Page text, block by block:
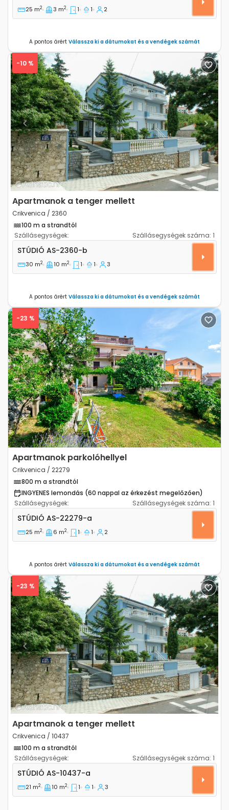
25 m2 3 m2 1 1 2
A pontos árért Válassza ki a dátumokat és a vendégek számát
Previous Next
-10 %
Apartmanok a tenger mellett
Crikvenica / 2360
100 m a strandtól
Szállásegységek:
Szállásegységek száma: 1
Stúdió apartman Crikvenica AS-2360-b
STÚDIÓ AS-2360-b
30 m2 10 m2 1 1 3
A pontos árért Válassza ki a dátumokat és a vendégek számát
Previous Next
-23 %
Apartmanok parkolóhellyel
Crikvenica / 22279
800 m a strandtól
INGYENES lemondás (60 nappal az érkezést megelőzően)
Szállásegységek:
Szállásegységek száma: 1
Stúdió apartman Crikvenica AS-22279-a
STÚDIÓ AS-22279-a
25 m2 6 m2 1 1 2
A pontos árért Válassza ki a dátumokat és a vendégek számát
Previous Next
-23 %
Apartmanok a tenger mellett
Crikvenica / 10437
100 m a strandtól
Szállásegységek:
Szállásegységek száma: 1
Stúdió apartman Crikvenica AS-10437-a
STÚDIÓ AS-10437-a
21 m2 10 m2 1 1 3